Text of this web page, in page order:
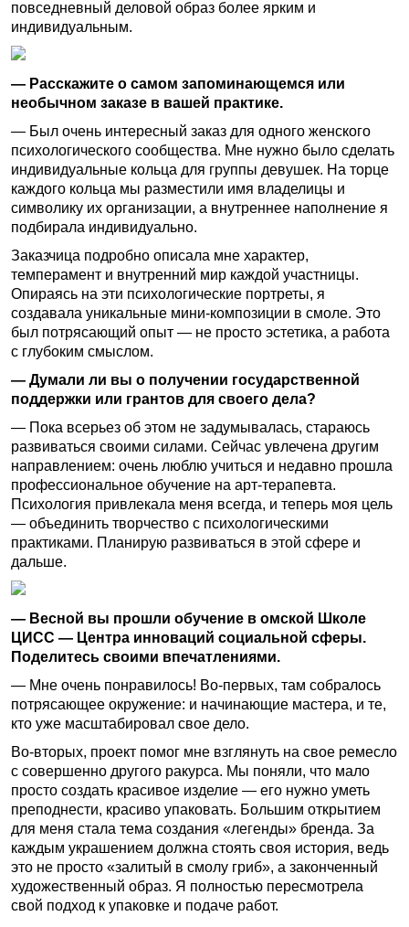
повседневный деловой образ более ярким и
индивидуальным.
— Расскажите о самом запоминающемся или
необычном заказе в вашей практике.
— Был очень интересный заказ для одного женского
психологического сообщества. Мне нужно было сделать
индивидуальные кольца для группы девушек. На торце
каждого кольца мы разместили имя владелицы и
символику их организации, а внутреннее наполнение я
подбирала индивидуально.
Заказчица подробно описала мне характер,
темперамент и внутренний мир каждой участницы.
Опираясь на эти психологические портреты, я
создавала уникальные мини-композиции в смоле. Это
был потрясающий опыт — не просто эстетика, а работа
с глубоким смыслом.
— Думали ли вы о получении государственной
поддержки или грантов для своего дела?
— Пока всерьез об этом не задумывалась, стараюсь
развиваться своими силами. Сейчас увлечена другим
направлением: очень люблю учиться и недавно прошла
профессиональное обучение на арт-терапевта.
Психология привлекала меня всегда, и теперь моя цель
— объединить творчество с психологическими
практиками. Планирую развиваться в этой сфере и
дальше.
— Весной вы прошли обучение в омской Школе
ЦИСС — Центра инноваций социальной сферы.
Поделитесь своими впечатлениями.
— Мне очень понравилось! Во-первых, там собралось
потрясающее окружение: и начинающие мастера, и те,
кто уже масштабировал свое дело.
Во-вторых, проект помог мне взглянуть на свое ремесло
с совершенно другого ракурса. Мы поняли, что мало
просто создать красивое изделие — его нужно уметь
преподнести, красиво упаковать. Большим открытием
для меня стала тема создания «легенды» бренда. За
каждым украшением должна стоять своя история, ведь
это не просто «залитый в смолу гриб», а законченный
художественный образ. Я полностью пересмотрела
свой подход к упаковке и подаче работ.